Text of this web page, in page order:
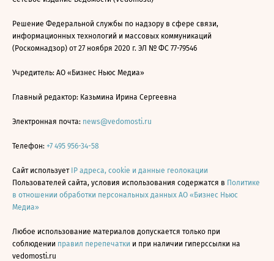
Решение Федеральной службы по надзору в сфере связи,
информационных технологий и массовых коммуникаций
(Роскомнадзор) от 27 ноября 2020 г. ЭЛ № ФС 77-79546
Учредитель: АО «Бизнес Ньюс Медиа»
Главный редактор: Казьмина Ирина Сергеевна
Электронная почта: news@vedomosti.ru
Телефон: +7 495 956-34-58
Сайт использует IP адреса, cookie и данные геолокации
Пользователей сайта, условия использования содержатся в Политике
в отношении обработки персональных данных АО «Бизнес Ньюс
Медиа»
Любое использование материалов допускается только при
соблюдении правил перепечатки и при наличии гиперссылки на
vedomosti.ru